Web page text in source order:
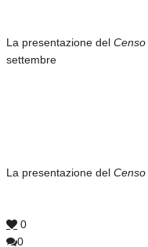
La presentazione del Censo
settembre
La presentazione del Censo
0
0